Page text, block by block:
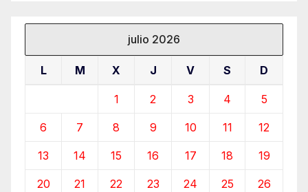
julio 2026
L M X J V S D
1 2 3 4 5
6 7 8 9 10 11 12
13 14 15 16 17 18 19
20 21 22 23 24 25 26